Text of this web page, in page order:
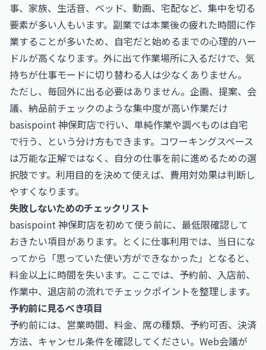
事、家族、生活音、ベッド、動画、宅配など、集中を切る
要素が多い人もいます。副業では本業後の疲れた時間に作
業することが多いため、自宅だと始めるまでの心理的ハー
ドルが高くなります。外に出て作業場所に入るだけで、気
持ちが仕事モードに切り替わる人は少なくありません。
ただし、毎回外に出る必要はありません。企画、提案、会
議、納品前チェックのような集中度が高い作業だけ
basispoint 神保町店で行い、単純作業や調べものは自宅
で行う、という分け方もできます。コワーキングスペース
は万能な正解ではなく、自分の仕事を前に進めるための選
択肢です。利用目的を決めて使えば、費用対効果は判断し
やすくなります。
失敗しないためのチェックリスト
basispoint 神保町店を初めて使う前に、最低限確認して
おきたい項目があります。とくに仕事利用では、当日にな
ってから「思っていた使い方ができなかった」となると、
料金以上に時間を失います。ここでは、予約前、入店前、
作業中、退店前の流れでチェックポイントを整理します。
予約前に見るべき項目
予約前には、営業時間、料金、席の種類、予約可否、決済
方法、キャンセル条件を確認してください。Web会議が